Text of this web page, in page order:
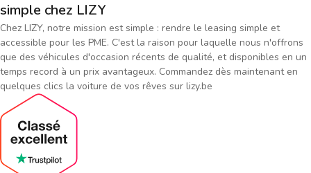
simple chez LIZY
Chez LIZY, notre mission est simple : rendre le leasing simple et
accessible pour les PME. C'est la raison pour laquelle nous n'offrons
que des véhicules d'occasion récents de qualité, et disponibles en un
temps record à un prix avantageux. Commandez dès maintenant en
quelques clics la voiture de vos rêves sur lizy.be